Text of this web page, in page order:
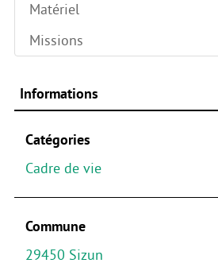
Matériel
Missions
Informations
Catégories
Cadre de vie
Commune
29450 Sizun